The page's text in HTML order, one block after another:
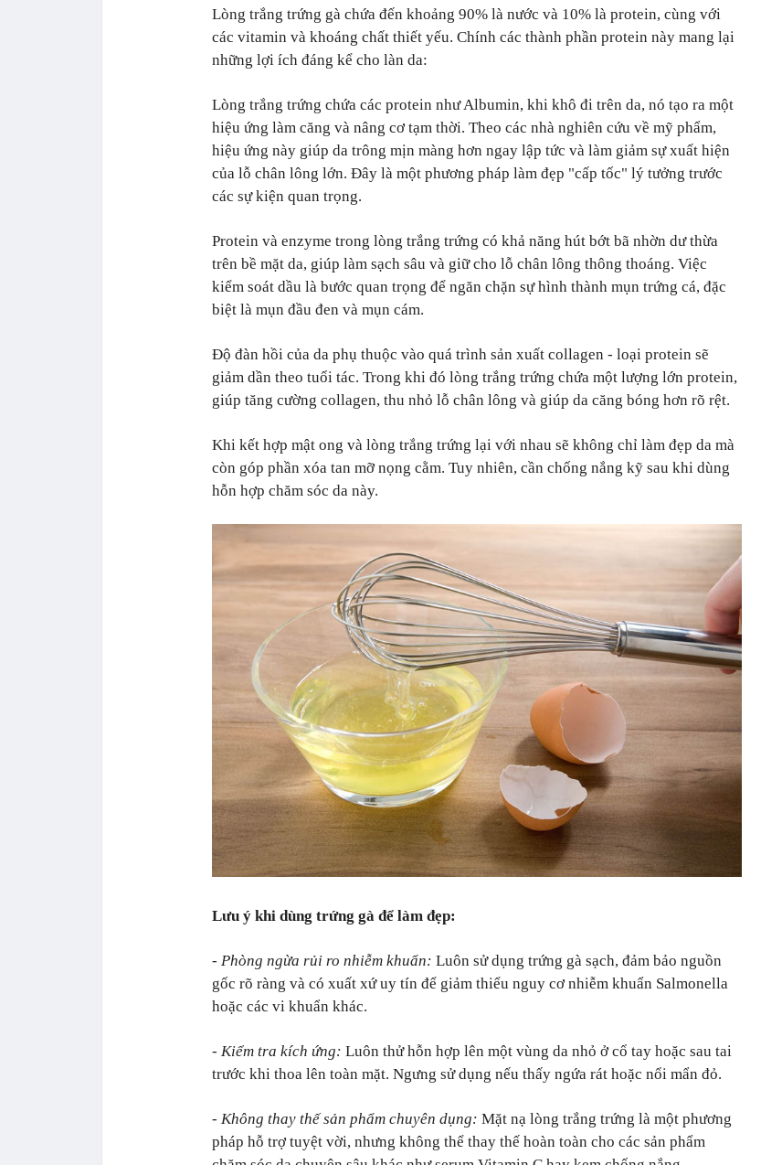
Lòng trắng trứng gà chứa đến khoảng 90% là nước và 10% là protein, cùng với
các vitamin và khoáng chất thiết yếu. Chính các thành phần protein này mang lại
những lợi ích đáng kể cho làn da:
Lòng trắng trứng chứa các protein như Albumin, khi khô đi trên da, nó tạo ra một
hiệu ứng làm căng và nâng cơ tạm thời. Theo các nhà nghiên cứu về mỹ phẩm,
hiệu ứng này giúp da trông mịn màng hơn ngay lập tức và làm giảm sự xuất hiện
của lỗ chân lông lớn. Đây là một phương pháp làm đẹp "cấp tốc" lý tưởng trước
các sự kiện quan trọng.
Protein và enzyme trong lòng trắng trứng có khả năng hút bớt bã nhờn dư thừa
trên bề mặt da, giúp làm sạch sâu và giữ cho lỗ chân lông thông thoáng. Việc
kiểm soát dầu là bước quan trọng để ngăn chặn sự hình thành mụn trứng cá, đặc
biệt là mụn đầu đen và mụn cám.
Độ đàn hồi của da phụ thuộc vào quá trình sản xuất collagen - loại protein sẽ
giảm dần theo tuổi tác. Trong khi đó lòng trắng trứng chứa một lượng lớn protein,
giúp tăng cường collagen, thu nhỏ lỗ chân lông và giúp da căng bóng hơn rõ rệt.
Khi kết hợp mật ong và lòng trắng trứng lại với nhau sẽ không chỉ làm đẹp da mà
còn góp phần xóa tan mỡ nọng cằm. Tuy nhiên, cần chống nắng kỹ sau khi dùng
hỗn hợp chăm sóc da này.
Lưu ý khi dùng trứng gà để làm đẹp:
- Phòng ngừa rủi ro nhiễm khuẩn: Luôn sử dụng trứng gà sạch, đảm bảo nguồn
gốc rõ ràng và có xuất xứ uy tín để giảm thiểu nguy cơ nhiễm khuẩn Salmonella
hoặc các vi khuẩn khác.
- Kiểm tra kích ứng: Luôn thử hỗn hợp lên một vùng da nhỏ ở cổ tay hoặc sau tai
trước khi thoa lên toàn mặt. Ngưng sử dụng nếu thấy ngứa rát hoặc nổi mẩn đỏ.
- Không thay thế sản phẩm chuyên dụng: Mặt nạ lòng trắng trứng là một phương
pháp hỗ trợ tuyệt vời, nhưng không thể thay thế hoàn toàn cho các sản phẩm